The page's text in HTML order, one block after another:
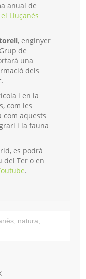
anual de
Lluçanès
, enginyer
de
una
dels
i en la
com les
com aquests
i la fauna
es podrà
del Ter o en
.
, natura,